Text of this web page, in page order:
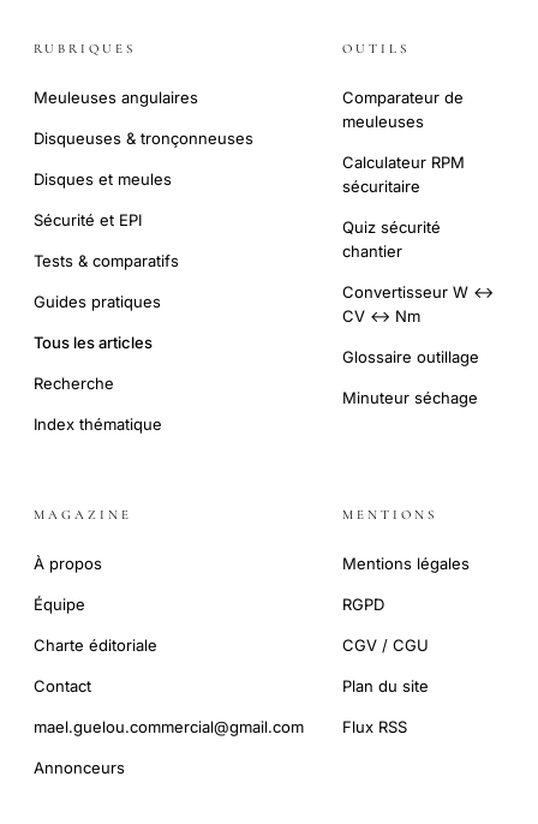
RUBRIQUES
Meuleuses angulaires
Disqueuses & tronçonneuses
Disques et meules
Sécurité et EPI
Tests & comparatifs
Guides pratiques
Tous les articles
Recherche
Index thématique
OUTILS
Comparateur de
meuleuses
Calculateur RPM
sécuritaire
Quiz sécurité
chantier
Convertisseur W ↔
CV ↔ Nm
Glossaire outillage
Minuteur séchage
MAGAZINE
À propos
Équipe
Charte éditoriale
Contact
mael.guelou.commercial@gmail.com
Annonceurs
MENTIONS
Mentions légales
RGPD
CGV / CGU
Plan du site
Flux RSS